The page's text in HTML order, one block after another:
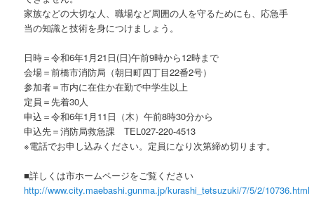
家族などの大切な人、職場など周囲の人を守るためにも、応急手
当の知識と技術を身につけましょう。
日時＝令和6年1月21日(日)午前9時から12時まで
会場＝前橋市消防局（朝日町四丁目22番2号）
参加者＝市内に在住か在勤で中学生以上
定員＝先着30人
申込＝令和6年1月11日（木）午前8時30分から
申込先＝消防局救急課 TEL027-220-4513
※電話でお申し込みください。定員になり次第締め切ります。
■詳しくは市ホームページをご覧ください
http://www.city.maebashi.gunma.jp/kurashi_tetsuzuki/7/5/2/10736.html